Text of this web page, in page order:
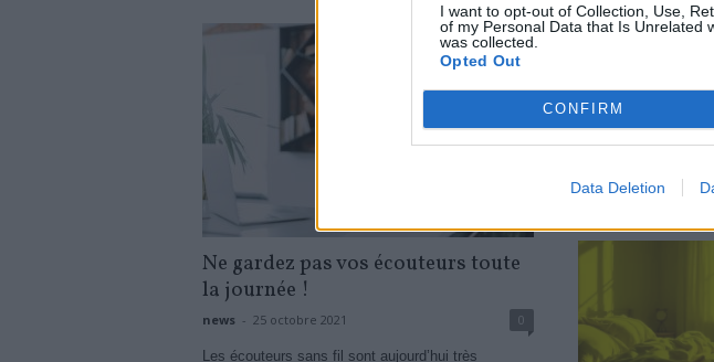
I want to opt-out of Collection, Use,
of my Personal Data that Is Unrelated
was collected.
Opted Out
CONFIRM
Data Deletion
Ne gardez pas vos écouteurs toute
la journée !
news - 25 octobre 2021 0
Les écouteurs sans fil sont aujourd’hui très